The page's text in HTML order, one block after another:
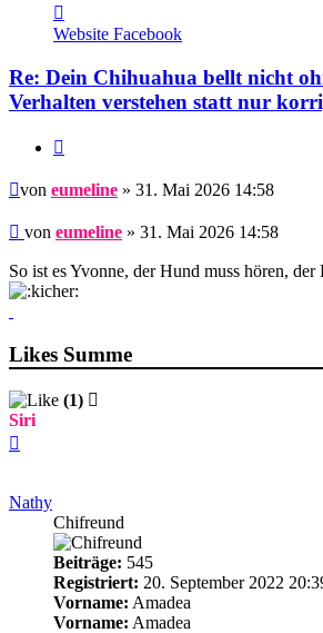
von
eumeline
Website Facebook
Re: Dein Chihuahua bellt nicht
Verhalten verstehen statt nur
Beitrag
von eumeline » 31. Mai 2026 14:58
Beitrag
von eumeline » 31. Mai 2026 14:58
So ist es Yvonne, der Hund muss hören, der
Likes Summe
(1)
Siri
Nathy
Chifreund
Beiträge: 545
Registriert: 20. September 2022
Vorname: Amadea
Vorname: Amadea